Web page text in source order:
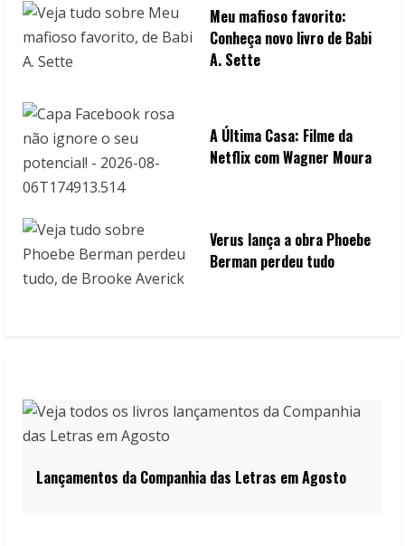
Meu mafioso favorito:
Conheça novo livro de Babi
A. Sette
A Última Casa: Filme da
Netflix com Wagner Moura
Verus lança a obra Phoebe
Berman perdeu tudo
Lançamentos da Companhia das Letras em Agosto